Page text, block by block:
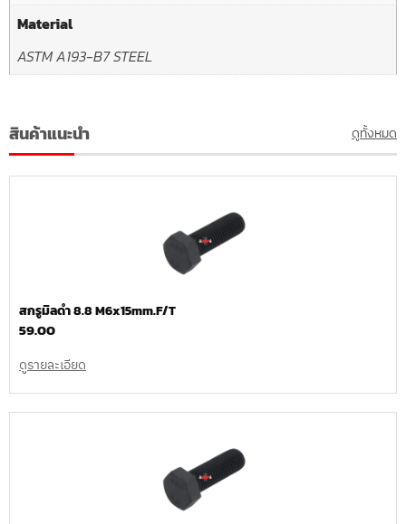
Material
ASTM A193-B7 STEEL
สินค้าแนะนำ ดูทั้งหมด
สกรูมิลดำ 8.8 M6x15mm.F/T
59.00
ดูรายละเอียด